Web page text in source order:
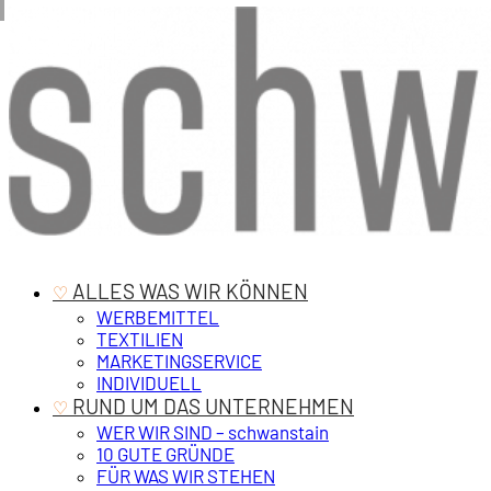
♡ ‎ ALLES WAS WIR KÖNNEN
WERBEMITTEL
TEXTILIEN
MARKETINGSERVICE
INDIVIDUELL
♡ ‎ RUND UM DAS UNTERNEHMEN
WER WIR SIND – schwanstain
10 GUTE GRÜNDE
FÜR WAS WIR STEHEN